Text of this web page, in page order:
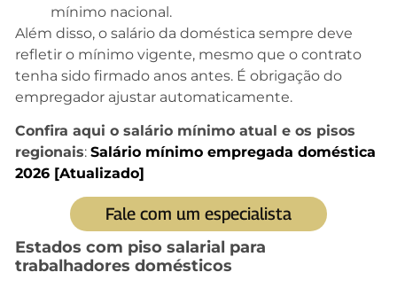
mínimo nacional.
Além disso, o salário da doméstica sempre deve
refletir o mínimo vigente, mesmo que o contrato
tenha sido firmado anos antes. É obrigação do
empregador ajustar automaticamente.
Confira aqui o salário mínimo atual e os pisos
regionais: Salário mínimo empregada doméstica
2026 [Atualizado]
Fale com um especialista
Estados com piso salarial para
trabalhadores domésticos